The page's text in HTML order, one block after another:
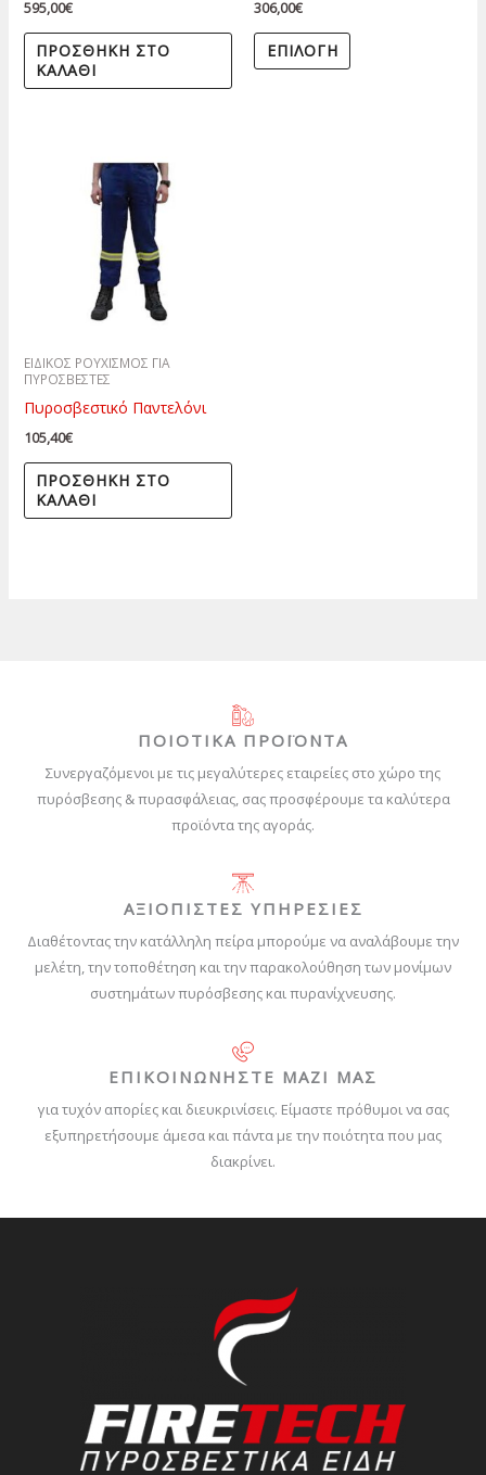
595,00€
ΠΡΟΣΘΉΚΗ ΣΤΟ
ΚΑΛΆΘΙ
306,00€
ΕΠΙΛΟΓΉ
ΕΙΔΙΚΟΣ ΡΟΥΧΙΣΜΟΣ ΓΙΑ
ΠΥΡΟΣΒΕΣΤΕΣ
Πυροσβεστικό Παντελόνι
105,40€
ΠΡΟΣΘΉΚΗ ΣΤΟ
ΚΑΛΆΘΙ
ΠΟΙΟΤΙΚΑ ΠΡΟΪΟΝΤΑ
Συνεργαζόμενοι με τις μεγαλύτερες εταιρείες στο χώρο της
πυρόσβεσης & πυρασφάλειας, σας προσφέρουμε τα καλύτερα
προϊόντα της αγοράς.
ΑΞΙΟΠΙΣΤΕΣ ΥΠΗΡΕΣΙΕΣ
Διαθέτοντας την κατάλληλη πείρα μπορούμε να αναλάβουμε την
μελέτη, την τοποθέτηση και την παρακολούθηση των μονίμων
συστημάτων πυρόσβεσης και πυρανίχνευσης.
ΕΠΙΚΟΙΝΩΝΗΣΤΕ ΜΑΖΙ ΜΑΣ
για τυχόν απορίες και διευκρινίσεις. Είμαστε πρόθυμοι να σας
εξυπηρετήσουμε άμεσα και πάντα με την ποιότητα που μας
διακρίνει.